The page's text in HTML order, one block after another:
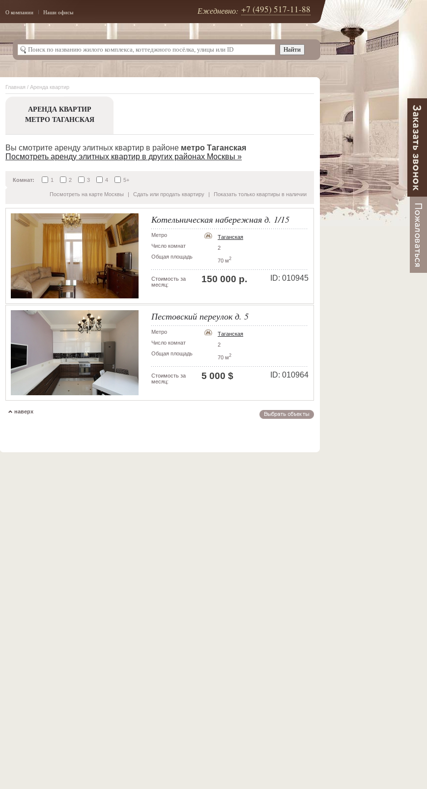
О компании Наши офисы Ежедневно: +7 (495) 517-11-88
Главная / Аренда квартир
АРЕНДА КВАРТИР
МЕТРО ТАГАНСКАЯ
Вы смотрите аренду элитных квартир в районе метро Таганская
Посмотреть аренду элитных квартир в других районах Москвы »
Комнат: 1 2 3 4 5+
Посмотреть на карте Москвы | Сдать или продать квартиру | Показать только квартиры в наличии
Котельническая набережная д. 1/15
Метро
Таганская
Число комнат
2
Общая площадь
70 м2
ID: 010945
Стоимость за
месяц:
150 000 р.
Пестовский переулок д. 5
Метро
Таганская
Число комнат
2
Общая площадь
70 м2
ID: 010964
Стоимость за
месяц:
5 000 $
наверх